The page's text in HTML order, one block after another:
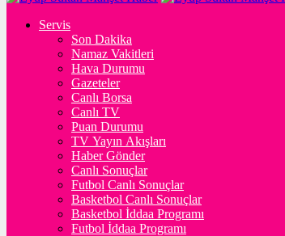
Servis
Son Dakika
Namaz Vakitleri
Hava Durumu
Gazeteler
Canlı Borsa
Canlı TV
Puan Durumu
TV Yayın Akışları
Haber Gönder
Canlı Sonuçlar
Futbol Canlı Sonuçlar
Basketbol Canlı Sonuçlar
Basketbol İddaa Programı
Futbol İddaa Programı